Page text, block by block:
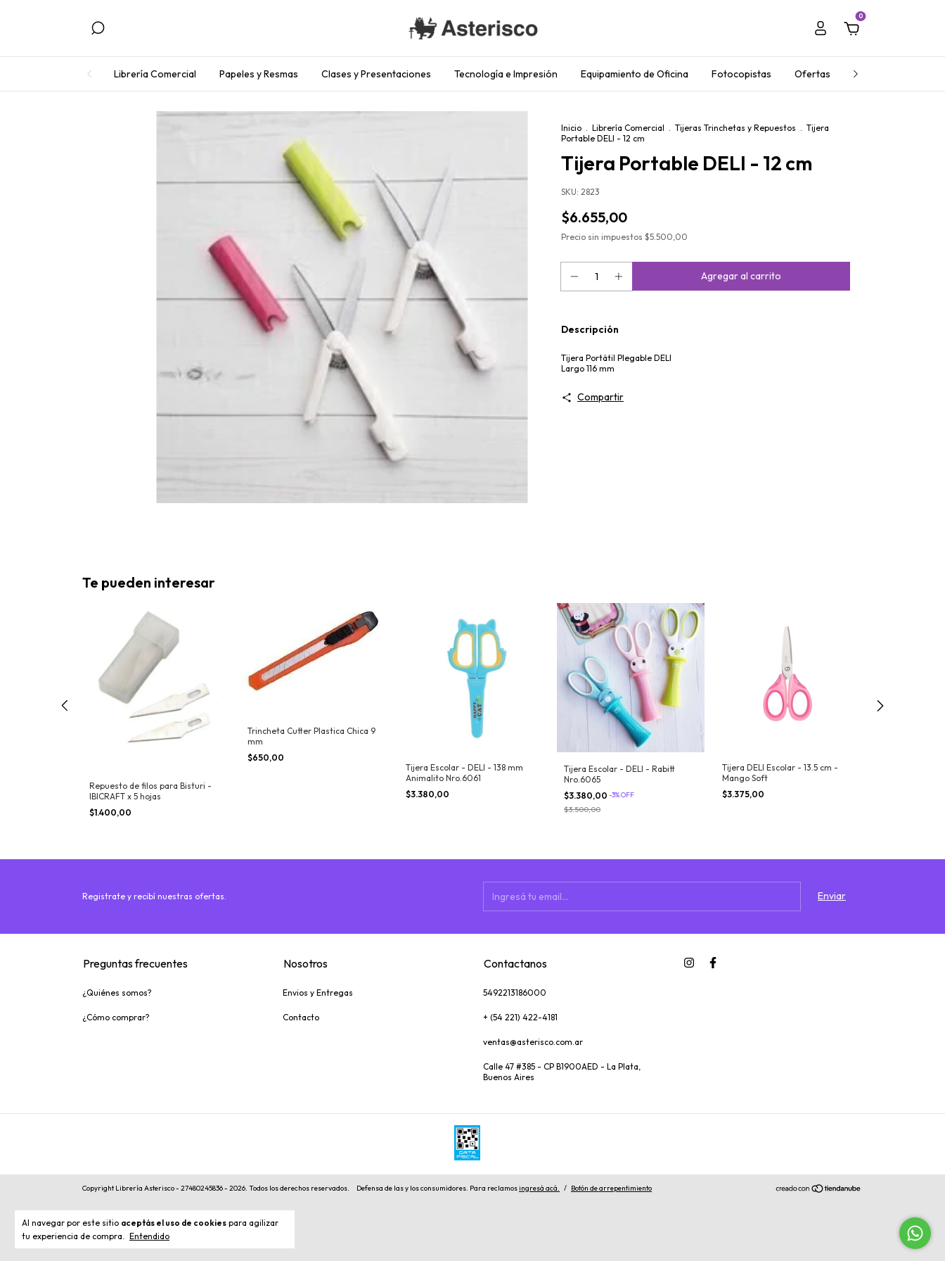
0
Librería Comercial Papeles y Resmas Clases y Presentaciones Tecnología e Impresión Equipamiento de Oficina Fotocopistas Ofertas Regalos
Al navegar por este sitio aceptás el uso de cookies para agilizar
tu experiencia de compra. Entendido
Inicio . Librería Comercial . Tijeras Trinchetas y Repuestos . Tijera
Portable DELI - 12 cm
Tijera Portable DELI - 12 cm
SKU: 2823
$6.655,00
Precio sin impuestos $5.500,00
Descripción
Tijera Portátil Plegable DELI
Largo 116 mm
Compartir
Te pueden interesar
Repuesto de filos para Bisturi -
IBICRAFT x 5 hojas
$1.400,00
Trincheta Cutter Plastica Chica 9
mm
$650,00
Tijera Escolar - DELI - 138 mm
Animalito Nro.6061
$3.380,00
Tijera Escolar - DELI - Rabitt
Nro.6065
$3.380,00 -3%OFF
$3.500,00
Tijera DELI Escolar - 13.5 cm -
Mango Soft
$3.375,00
Registrate y recibí nuestras ofertas.
Preguntas frecuentes
¿Quiénes somos?
¿Cómo comprar?
Nosotros
Envios y Entregas
Contacto
Contactanos
5492213186000
+ (54 221) 422-4181
ventas@asterisco.com.ar
Calle 47 #385 - CP B1900AED - La Plata,
Buenos Aires
Copyright Librería Asterisco - 27480245836 - 2026. Todos los derechos reservados. Defensa de las y los consumidores. Para reclamosingresá acá. / Botón de arrepentimiento